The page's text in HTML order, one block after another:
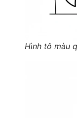
Hình tô màu